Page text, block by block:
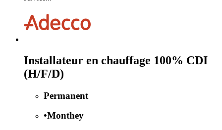
Installateur en chauffage 100% CDI
(H/F/D)
Permanent
•Monthey